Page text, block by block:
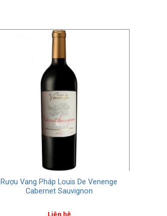
Rượu Vang Pháp Louis De Venenge
Cabernet Sauvignon
Liên hệ